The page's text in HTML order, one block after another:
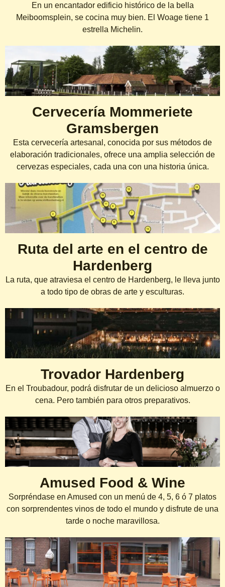
En un encantador edificio histórico de la bella
Meiboomsplein, se cocina muy bien. El Woage tiene 1
estrella Michelin.
Cervecería Mommeriete
Gramsbergen
Esta cervecería artesanal, conocida por sus métodos de
elaboración tradicionales, ofrece una amplia selección de
cervezas especiales, cada una con una historia única.
Ruta del arte en el centro de
Hardenberg
La ruta, que atraviesa el centro de Hardenberg, le lleva junto
a todo tipo de obras de arte y esculturas.
Trovador Hardenberg
En el Troubadour, podrá disfrutar de un delicioso almuerzo o
cena. Pero también para otros preparativos.
Amused Food & Wine
Sorpréndase en Amused con un menú de 4, 5, 6 ó 7 platos
con sorprendentes vinos de todo el mundo y disfrute de una
tarde o noche maravillosa.